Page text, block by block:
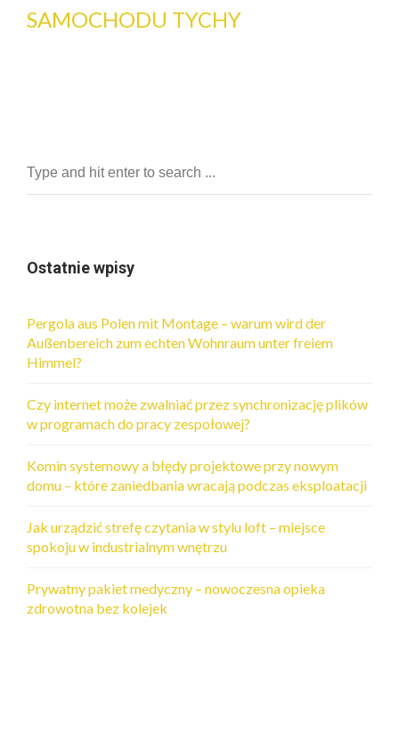
SAMOCHODU TYCHY
Ostatnie wpisy
Pergola aus Polen mit Montage – warum wird der
Außenbereich zum echten Wohnraum unter freiem
Himmel?
Czy internet może zwalniać przez synchronizację plików
w programach do pracy zespołowej?
Komin systemowy a błędy projektowe przy nowym
domu – które zaniedbania wracają podczas eksploatacji
Jak urządzić strefę czytania w stylu loft – miejsce
spokoju w industrialnym wnętrzu
Prywatny pakiet medyczny – nowoczesna opieka
zdrowotna bez kolejek